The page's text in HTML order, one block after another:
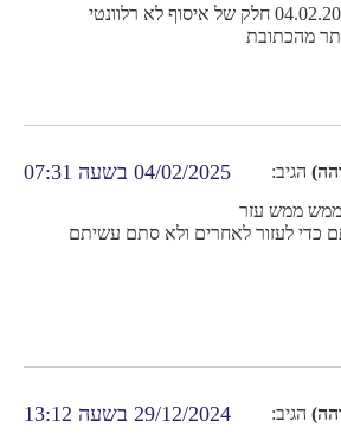
מהכתובת
הגיב: 04/02/2025 בשעה 07:31
ממש ממש עזר
כדי לעזור לאחרים ולא סתם עשיתם
הגיב: 29/12/2024 בשעה 13:12